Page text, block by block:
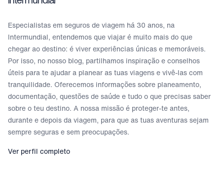
Especialistas em seguros de viagem há 30 anos, na
Intermundial, entendemos que viajar é muito mais do que
chegar ao destino: é viver experiências únicas e memoráveis.
Por isso, no nosso blog, partilhamos inspiração e conselhos
úteis para te ajudar a planear as tuas viagens e vivê-las com
tranquilidade. Oferecemos informações sobre planeamento,
documentação, questões de saúde e tudo o que precisas saber
sobre o teu destino. A nossa missão é proteger-te antes,
durante e depois da viagem, para que as tuas aventuras sejam
sempre seguras e sem preocupações.
Ver perfil completo